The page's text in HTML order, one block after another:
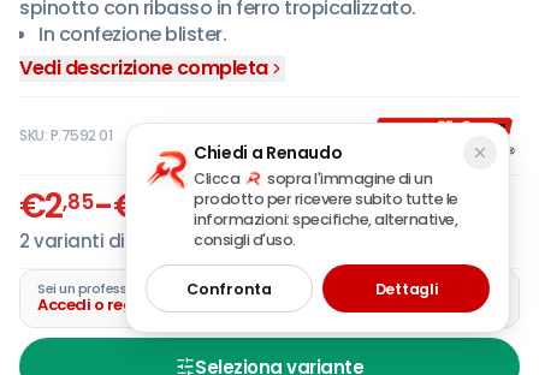
spinotto con ribasso in ferro tropicalizzato.
In confezione blister.
Vedi descrizione completa
SKU:P.7592 01
€2,85-€ IVA incl.
2varianti disponibili
Sei un professionista?
Accedi o registra la tua azienda
Seleziona variante
Chiedi a Renaudo
Clicca
sopra l'immagine di un
prodotto per ricevere subito tutte le
informazioni: specifiche, alternative,
consigli d'uso.
Confronta Dettagli